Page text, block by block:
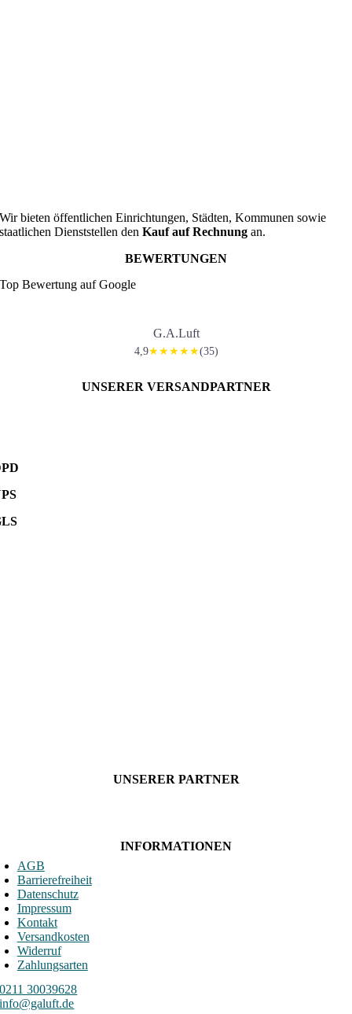
Wir bieten öffentlichen Einrichtungen, Städten, Kommunen sowie
staatlichen Dienststellen denKauf auf Rechnung an.
BEWERTUNGEN
Top Bewertung auf Google
G.A.Luft
4,9★★★★★(35)
UNSERER VERSANDPARTNER
UNSERER PARTNER
INFORMATIONEN
AGB
Barrierefreiheit
Datenschutz
Impressum
Kontakt
Versandkosten
Widerruf
Zahlungsarten
0211 30039628
info@galuft.de